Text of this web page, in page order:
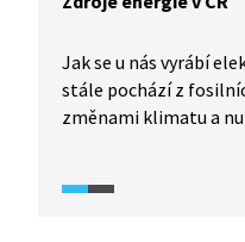
Jak se u nás vyrábí
stále pochází z
změnami klimatu a
budoucnost?